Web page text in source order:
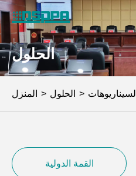
الحلول
المنزل الحلول السيناريوهات
القمة الدولية